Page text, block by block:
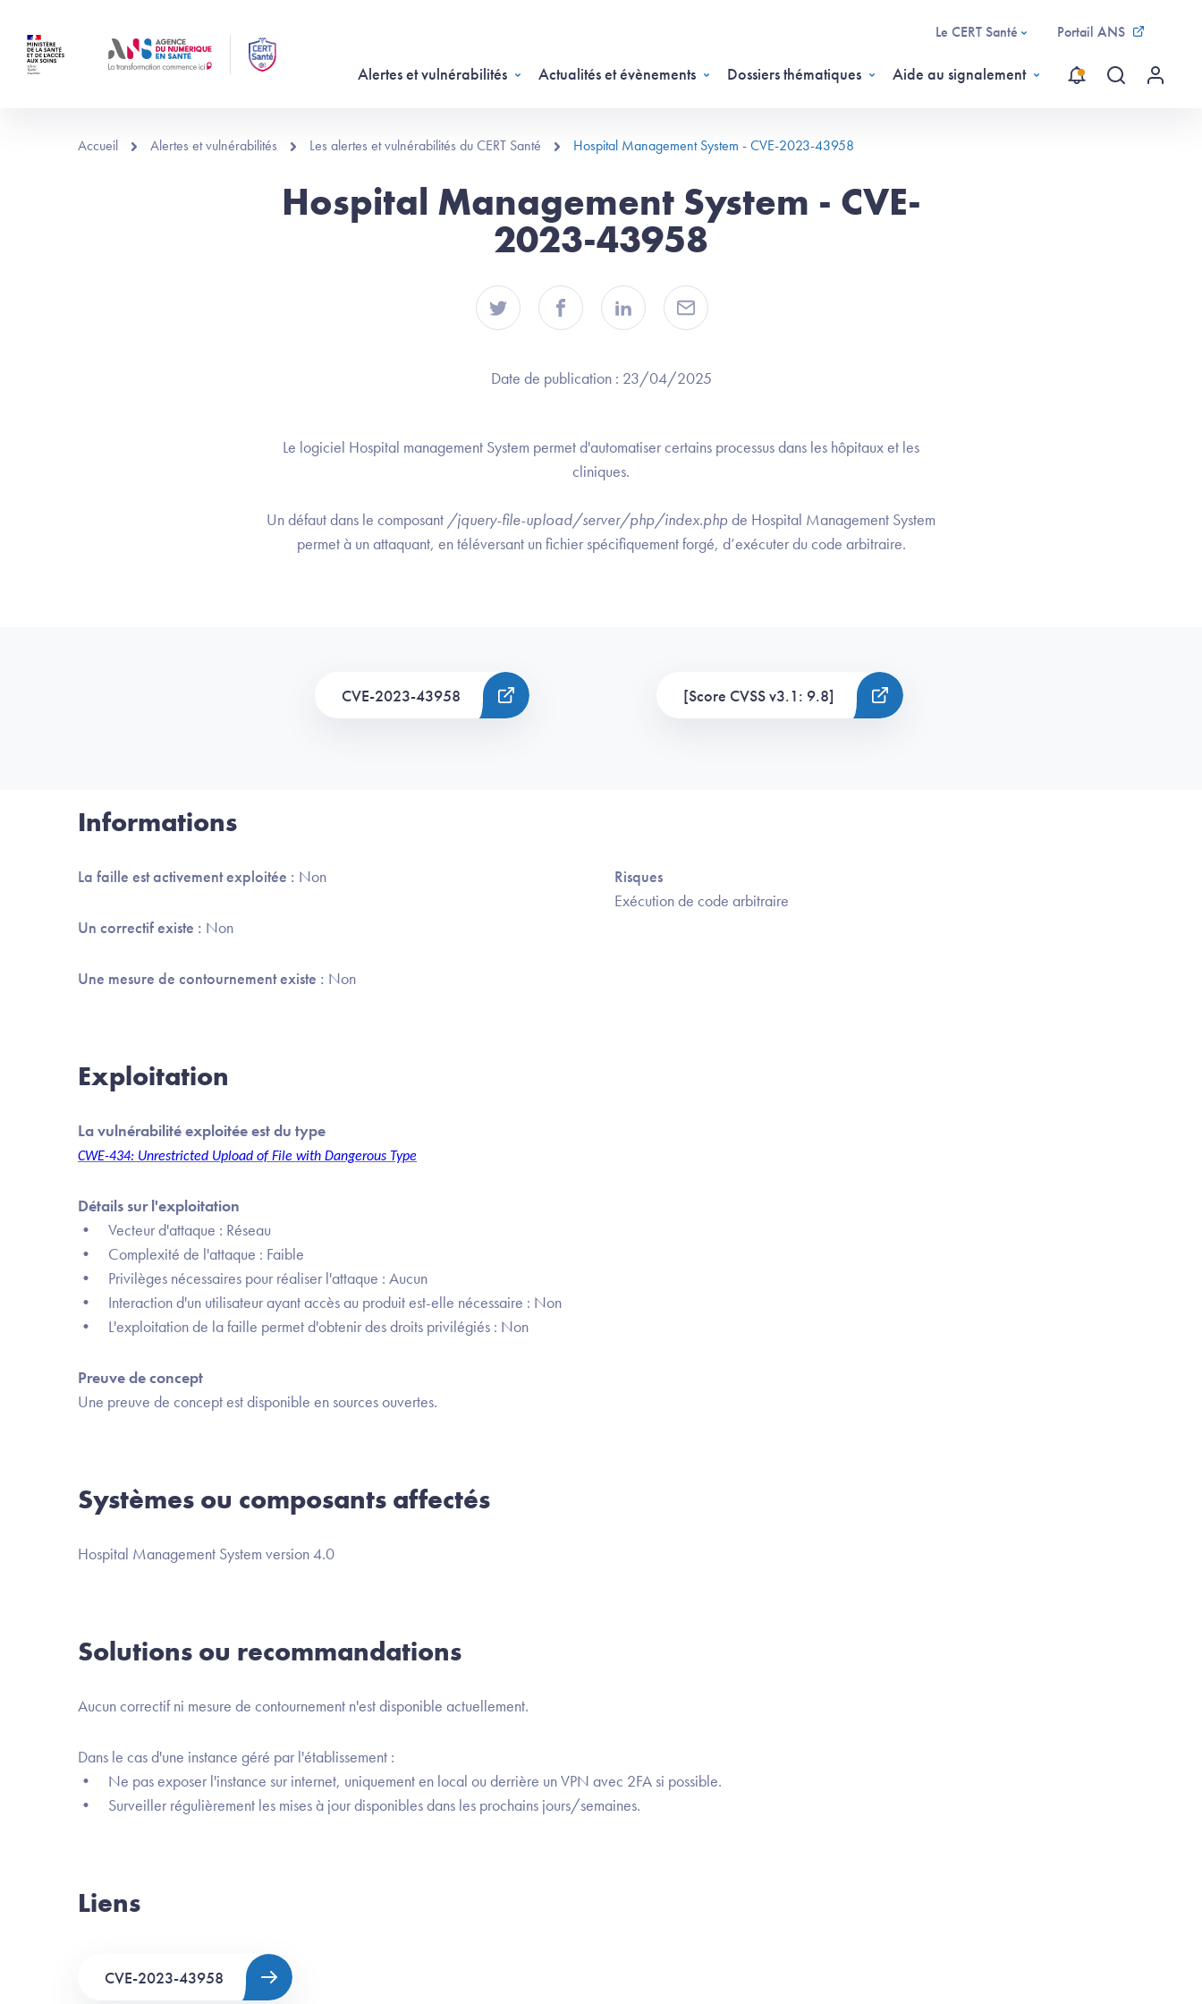
Le CERT Santé Portail ANS
Alertes et vulnérabilités Actualités et évènements Dossiers thématiques Aide au signalement
Recherche
Menu
Accueil Alertes et vulnérabilités Les alertes et vulnérabilités du CERT Santé Hospital Management System - CVE-2023-43958
Hospital Management System - CVE-
2023-43958
Date de publication : 23/04/2025
Le logiciel Hospital management System permet d'automatiser certains processus dans les hôpitaux et les
cliniques.
Un défaut dans le composant /jquery-file-upload/server/php/index.phpde Hospital Management System
permet à un attaquant, en téléversant un fichier spécifiquement forgé, d’exécuter du code arbitraire.
CVE-2023-43958 [Score CVSS v3.1: 9.8]
Informations
La faille est activement exploitée : Non
Un correctif existe : Non
Une mesure de contournement existe : Non
Risques
Exécution de code arbitraire
Exploitation
La vulnérabilité exploitée est du type
CWE-434: Unrestricted Upload of File with Dangerous Type
Détails sur l'exploitation
• Vecteur d'attaque : Réseau
• Complexité de l'attaque : Faible
• Privilèges nécessaires pour réaliser l'attaque : Aucun
• Interaction d'un utilisateur ayant accès au produit est-elle nécessaire : Non
• L'exploitation de la faille permet d'obtenir des droits privilégiés : Non
Preuve de concept
Une preuve de concept est disponible en sources ouvertes.
Systèmes ou composants affectés
Hospital Management System version 4.0
Solutions ou recommandations
Aucun correctif ni mesure de contournement n'est disponible actuellement.
Dans le cas d'une instance géré par l'établissement :
• Ne pas exposer l'instance sur internet, uniquement en local ou derrière un VPN avec 2FA si possible.
• Surveiller régulièrement les mises à jour disponibles dans les prochains jours/semaines.
Liens
CVE-2023-43958